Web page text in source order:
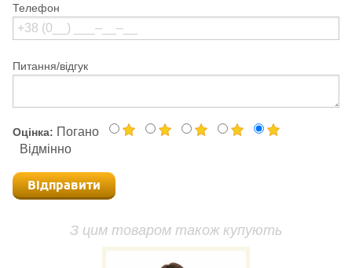
Телефон
Питання/відгук
Оцінка: Погано
Відмінно
Відправити
З цим товаром також купують